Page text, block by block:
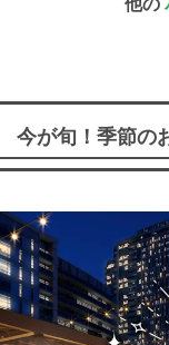
今が旬！季節の